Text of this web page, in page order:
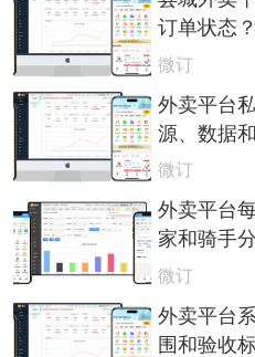
订单状态？
微订
外卖平台
源、数据
微订
外卖平台
家和骑手
微订
外卖平台
围和验收